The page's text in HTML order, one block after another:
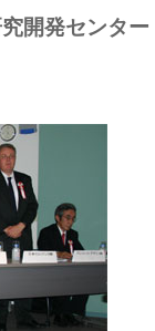
開発センタ